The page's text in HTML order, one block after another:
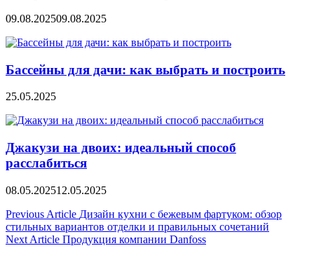
09.08.202509.08.2025
Бассейны для дачи: как выбрать и построить
25.05.2025
Джакузи на двоих: идеальный способ
расслабиться
08.05.202512.05.2025
Навигация
по
Previous Article Дизайн кухни с бежевым фартуком: обзор
стильных вариантов отделки и правильных сочетаний
Next Article Продукция компании Danfoss